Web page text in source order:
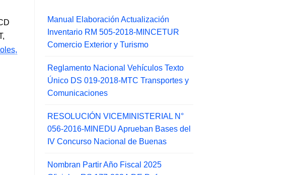
Manual Elaboración Actualización
Inventario RM 505-2018-MINCETUR
Comercio Exterior y Turismo
Reglamento Nacional Vehículos Texto
Único DS 019-2018-MTC Transportes y
Comunicaciones
RESOLUCIÓN VICEMINISTERIAL N°
056-2016-MINEDU Aprueban Bases del
IV Concurso Nacional de Buenas
Nombran Partir Año Fiscal 2025